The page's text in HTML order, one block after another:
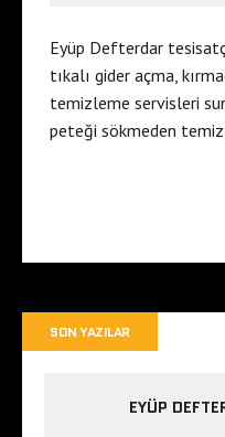
Eyüp Defterdar
tıkalı gider açma,
temizleme servisleri
peteği sökmeden
SON YAZILAR
EYÜP